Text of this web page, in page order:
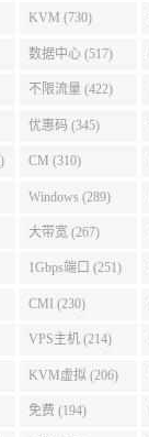
KVM (730)
数据中心 (517)
不限流量 (422)
优惠码 (345)
CM (310)
Windows (289)
大带宽 (267)
1Gbps端口 (251)
CMI (230)
VPS主机 (214)
KVM虚拟 (206)
免费 (194)